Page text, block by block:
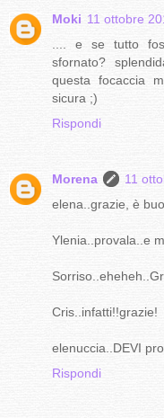
Moki 11 ottobre
.... e se tutto
sfornato?
questa focaccia
sicura ;)
Rispondi
Morena
11
elena..grazie, è
Ylenia..provala..e
Cris..infatti!!grazie!
elenuccia..DEVI
Rispondi